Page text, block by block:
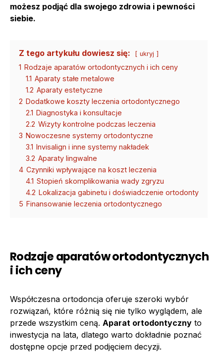
możesz podjąć dla swojego zdrowia i pewności
siebie.
Z tego artykułu dowiesz się: ukryj
1 Rodzaje aparatów ortodontycznych i ich ceny
1.1 Aparaty stałe metalowe
1.2 Aparaty estetyczne
2 Dodatkowe koszty leczenia ortodontycznego
2.1 Diagnostyka i konsultacje
2.2 Wizyty kontrolne podczas leczenia
3 Nowoczesne systemy ortodontyczne
3.1 Invisalign i inne systemy nakładek
3.2 Aparaty lingwalne
4 Czynniki wpływające na koszt leczenia
4.1 Stopień skomplikowania wady zgryzu
4.2 Lokalizacja gabinetu i doświadczenie ortodonty
5 Finansowanie leczenia ortodontycznego
Rodzaje aparatów ortodontycznych
i ich ceny
Współczesna ortodoncja oferuje szeroki wybór
rozwiązań, które różnią się nie tylko wyglądem, ale
przede wszystkim ceną. Aparat ortodontyczny to
inwestycja na lata, dlatego warto dokładnie poznać
dostępne opcje przed podjęciem decyzji.